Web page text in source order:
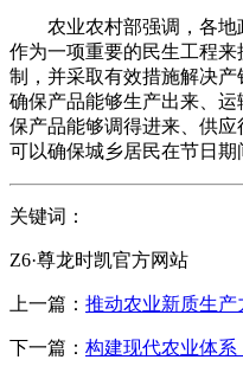
农业农村部强调，各地
作为一项重要的民生工程
制，并采取有效措施解决
确保产品能够生产出来、
保产品能够调得进来、供应
可以确保城乡居民在节日期
关键词：
Z6·尊龙时凯官方网站
上一篇： 推动农业新质生
下一篇： 构建现代农业体